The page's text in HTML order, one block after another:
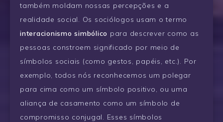
também moldam nossas percepções e a
realidade social. Os sociólogos usam o termo
interacionismo simbólico para descrever como as
pessoas constroem significado por meio de
símbolos sociais (como gestos, papéis, etc.). Por
exemplo, todos nós reconhecemos um polegar
para cima como um símbolo positivo, ou uma
aliança de casamento como um símbolo de
compromisso conjugal. Esses símbolos